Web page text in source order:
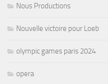
Nous Productions
Nouvelle victoire pour Loeb
olympic games paris 2024
opera